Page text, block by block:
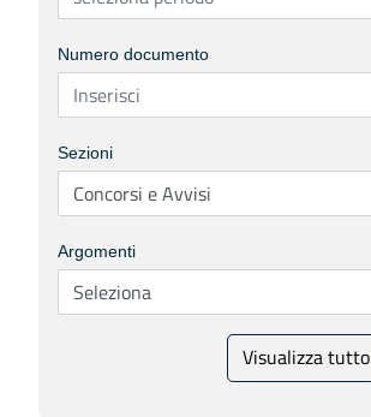
Numero documento
Sezioni
Argomenti
Visualizza tutto